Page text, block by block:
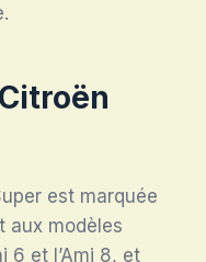
est marquée
aux modèles
6 et l’Ami 8, et